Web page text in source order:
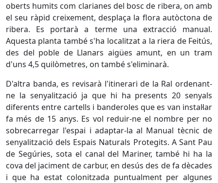
oberts humits com clarianes del bosc de ribera, on amb
el seu ràpid creixement, desplaça la flora autòctona de
ribera. Es portarà a terme una extracció manual.
Aquesta planta també s'ha localitzat a la riera de Feitús,
des del poble de Llanars aigües amunt, en un tram
d'uns 4,5 quilòmetres, on també s'eliminarà.
D'altra banda, es revisarà l'itinerari de la Ral ordenant-
ne la senyalització ja que hi ha presents 20 senyals
diferents entre cartells i banderoles que es van instal·lar
fa més de 15 anys. Es vol reduir-ne el nombre per no
sobrecarregar l'espai i adaptar-la al Manual tècnic de
senyalització dels Espais Naturals Protegits. A Sant Pau
de Segúries, sota el canal del Mariner, també hi ha la
cova del jaciment de carbur, en desús des de fa dècades
i que ha estat colonitzada puntualment per algunes